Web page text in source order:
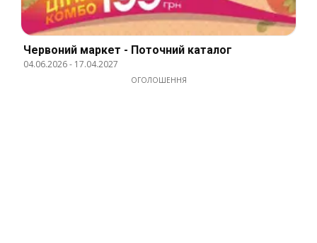
Червоний маркет - Поточний каталог
04.06.2026- 17.04.2027
ОГОЛОШЕННЯ